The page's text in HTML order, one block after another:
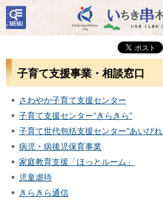
いちき串木野市
検
索・
共通
子育て支援事業・相談窓口
さわやか子育て支援センター
子育て支援センター"きらきら"
子育て世代包括支援センター"あいび
病児・病後児保育事業
家庭教育支援「ほっとルーム」
児童虐待
きらきら通信